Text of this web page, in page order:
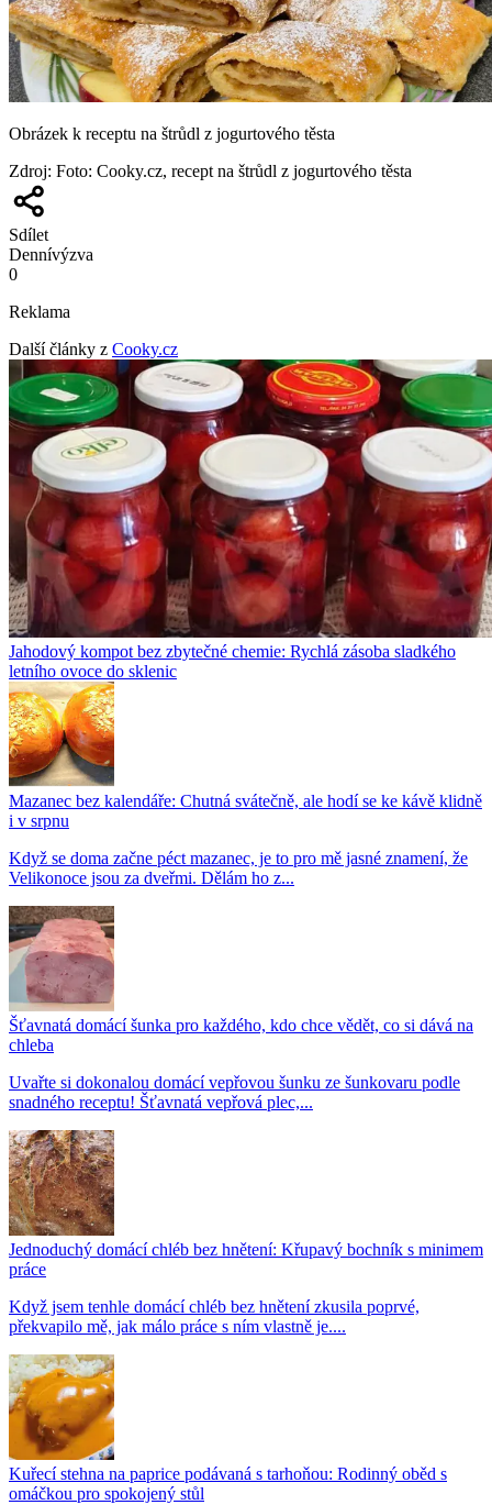
Obrázek k receptu na štrůdl z jogurtového těsta
Zdroj: Foto: Cooky.cz, recept na štrůdl z jogurtového těsta
Sdílet
Dennívýzva
0
Reklama
Další články z Cooky.cz
Jahodový kompot bez zbytečné chemie: Rychlá zásoba sladkého
letního ovoce do sklenic
Mazanec bez kalendáře: Chutná svátečně, ale hodí se ke kávě klidně
i v srpnu
Když se doma začne péct mazanec, je to pro mě jasné znamení, že
Velikonoce jsou za dveřmi. Dělám ho z...
Šťavnatá domácí šunka pro každého, kdo chce vědět, co si dává na
chleba
Uvařte si dokonalou domácí vepřovou šunku ze šunkovaru podle
snadného receptu! Šťavnatá vepřová plec,...
Jednoduchý domácí chléb bez hnětení: Křupavý bochník s minimem
práce
Když jsem tenhle domácí chléb bez hnětení zkusila poprvé,
překvapilo mě, jak málo práce s ním vlastně je....
Kuřecí stehna na paprice podávaná s tarhoňou: Rodinný oběd s
omáčkou pro spokojený stůl